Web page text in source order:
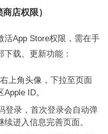
店权限）
活App Store权限，需在手
载、更新功能：
上角头像，下拉至页面
ID。
登录，首次登录会自动弹
进入信息完善页面。